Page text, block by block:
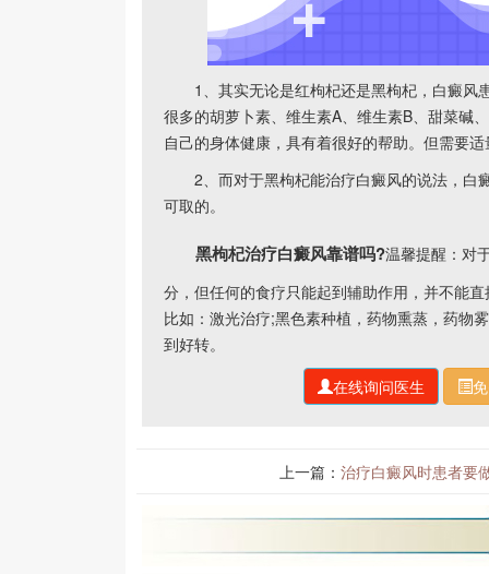
1、其实无论是红枸杞还是黑枸杞，白癜风
很多的胡萝卜素、维生素A、维生素B、甜菜碱
自己的身体健康，具有着很好的帮助。但需要
2、而对于黑枸杞能治疗白癜风的说法，白
可取的。
黑枸杞治疗白癜风靠谱吗?温馨提醒：对
分，但任何的食疗只能起到辅助作用，并不能
比如：激光治疗;黑色素种植，药物熏蒸，药物
到好转。
在线询问医生
上一篇： 治疗白癜风时患者要